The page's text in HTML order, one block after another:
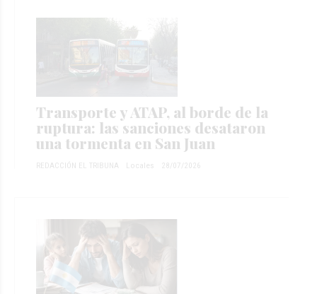
Transporte y ATAP, al borde de la
ruptura: las sanciones desataron
una tormenta en San Juan
REDACCIÓN EL TRIBUNA Locales 28/07/2026